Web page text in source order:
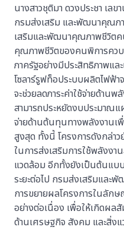
นางสาวชุติมา ดวงประชา เ
กรมส่งเสริม และพัฒนาคุณภ
เสริมและพัฒนาคุณภาพชีวิตค
คุณภาพชีวิตของคนพิการควบ
ภาครัฐอย่างมีประสิทธิภาพแล
โซลาร์รูฟท็อประบบผลิตไฟฟ้
จะช่วยลดภาระค่าใช้จ่ายด้าน
สามารถประหยัดงบประมาณ
จ่ายด้านต้นทุนทางพลังงานเ
สูงสุด ทั้งนี้ โครงการดังกล่า
ในการส่งเสริมการใช้พลังงา
แวดล้อม อีกทั้งยังเป็นต้นแบ
ระยะต่อไป กรมส่งเสริมแล
การขยายผลโครงการในลัก
อย่างต่อเนื่อง เพื่อให้เกิดผ
ด้านเศรษฐกิจ สังคม และสิ่ง